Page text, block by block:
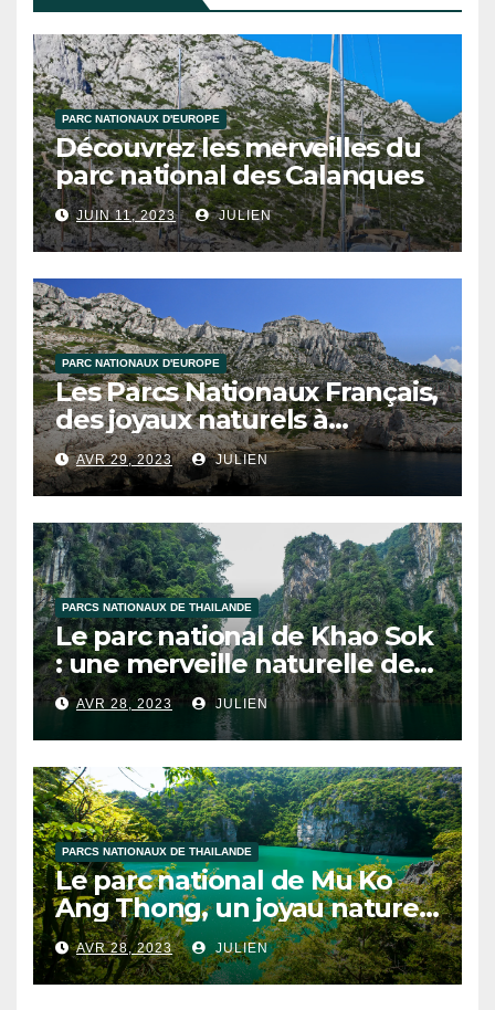
PARC NATIONAUX D'EUROPE
Découvrez les merveilles du
parc national des Calanques
JUIN 11, 2023 JULIEN
PARC NATIONAUX D'EUROPE
Les Parcs Nationaux Français,
des joyaux naturels à
découvrir !
AVR 29, 2023 JULIEN
PARCS NATIONAUX DE THAILANDE
Le parc national de Khao Sok
: une merveille naturelle de
la Thaïlande
AVR 28, 2023 JULIEN
PARCS NATIONAUX DE THAILANDE
Le parc national de Mu Ko
Ang Thong, un joyau naturel
de la Thaïlande
AVR 28, 2023 JULIEN